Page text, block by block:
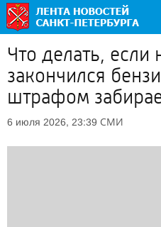
Что делать, если
закончился
штрафом
6 июля 2026, 23:39 СМИ